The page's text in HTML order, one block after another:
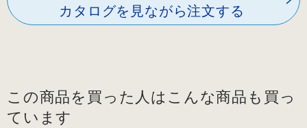
カタログを見ながら注文する
この商品を買った人はこんな商品も買っ
ています